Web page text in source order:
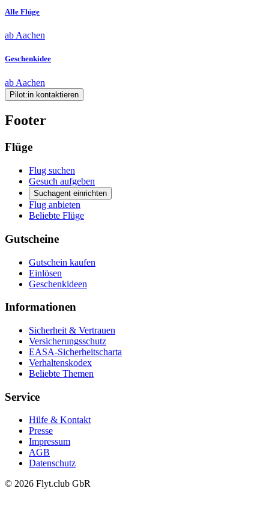
Alle Flüge
ab Aachen
Geschenkidee
ab Aachen
Pilot:in kontaktieren
Footer
Flüge
Flug suchen
Gesuch aufgeben
Suchagent einrichten
Flug anbieten
Beliebte Flüge
Gutscheine
Gutschein kaufen
Einlösen
Geschenkideen
Informationen
Sicherheit & Vertrauen
Versicherungsschutz
EASA-Sicherheitscharta
Verhaltenskodex
Beliebte Themen
Service
Hilfe & Kontakt
Presse
Impressum
AGB
Datenschutz
© 2026 Flyt.club GbR